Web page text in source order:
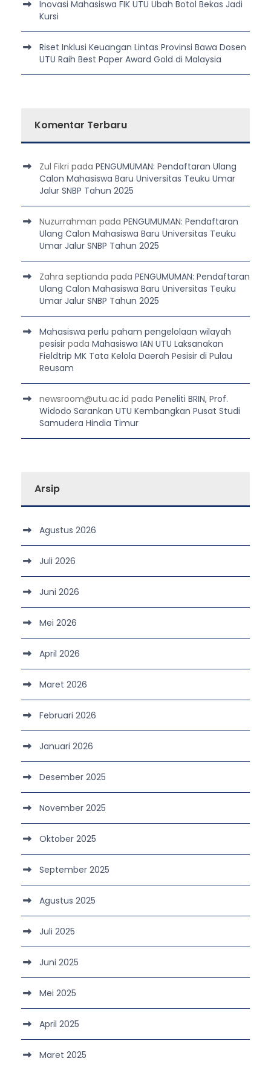
Inovasi Mahasiswa FIK UTU Ubah Botol Bekas Jadi
Kursi
Riset Inklusi Keuangan Lintas Provinsi Bawa Dosen
UTU Raih Best Paper Award Gold di Malaysia
Komentar Terbaru
Zul Fikri pada PENGUMUMAN: Pendaftaran Ulang
Calon Mahasiswa Baru Universitas Teuku Umar
Jalur SNBP Tahun 2025
Nuzurrahman pada PENGUMUMAN: Pendaftaran
Ulang Calon Mahasiswa Baru Universitas Teuku
Umar Jalur SNBP Tahun 2025
Zahra septianda pada PENGUMUMAN: Pendaftaran
Ulang Calon Mahasiswa Baru Universitas Teuku
Umar Jalur SNBP Tahun 2025
Mahasiswa perlu paham pengelolaan wilayah
pesisir pada Mahasiswa IAN UTU Laksanakan
Fieldtrip MK Tata Kelola Daerah Pesisir di Pulau
Reusam
newsroom@utu.ac.id pada Peneliti BRIN, Prof.
Widodo Sarankan UTU Kembangkan Pusat Studi
Samudera Hindia Timur
Arsip
Agustus 2026
Juli 2026
Juni 2026
Mei 2026
April 2026
Maret 2026
Februari 2026
Januari 2026
Desember 2025
November 2025
Oktober 2025
September 2025
Agustus 2025
Juli 2025
Juni 2025
Mei 2025
April 2025
Maret 2025